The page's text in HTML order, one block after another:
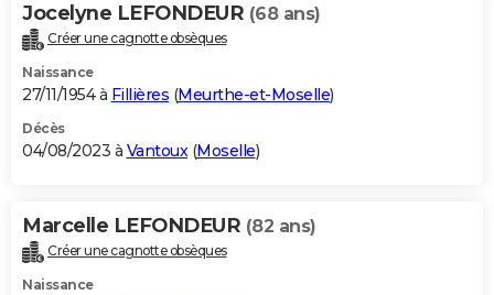
Jocelyne LEFONDEUR (68 ans)
Créer une cagnotte obsèques
Naissance
27/11/1954 à Fillières (Meurthe-et-Moselle)
Décès
04/08/2023 à Vantoux(Moselle)
Marcelle LEFONDEUR (82 ans)
Créer une cagnotte obsèques
Naissance